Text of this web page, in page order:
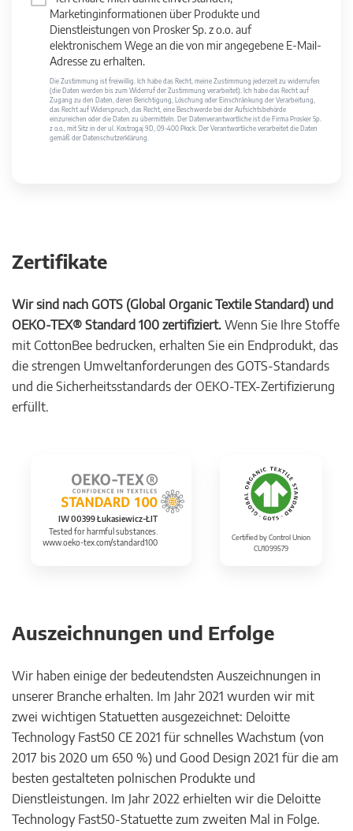
Marketinginformationen über Produkte und
Dienstleistungen von Prosker Sp. z o.o. auf
elektronischem Wege an die von mir angegebene E-Mail-
Adresse zu erhalten.
Die Zustimmung ist freiwillig. Ich habe das Recht, meine Zustimmung jederzeit zu widerrufen
(die Daten werden bis zum Widerruf der Zustimmung verarbeitet). Ich habe das Recht auf
Zugang zu den Daten, deren Berichtigung, Löschung oder Einschränkung der Verarbeitung,
das Recht auf Widerspruch, das Recht, eine Beschwerde bei der Aufsichtsbehörde
einzureichen oder die Daten zu übermitteln. Der Datenverantwortliche ist die Firma Prosker Sp.
z o.o., mit Sitz in der ul. Kostrogaj 9D, 09-400 Płock. Der Verantwortliche verarbeitet die Daten
gemäß der Datenschutzerklärung.
Zertifikate
Wir sind nach GOTS (Global Organic Textile Standard) und
OEKO-TEX® Standard 100 zertifiziert. Wenn Sie Ihre Stoffe
mit CottonBee bedrucken, erhalten Sie ein Endprodukt, das
die strengen Umweltanforderungen des GOTS-Standards
und die Sicherheitsstandards der OEKO-TEX-Zertifizierung
erfüllt.
IW 00399 Łukasiewicz-ŁIT
Tested for harmful substances.
www.oeko-tex.com/standard100
Certified by Control Union
CU1099579
Auszeichnungen und Erfolge
Wir haben einige der bedeutendsten Auszeichnungen in
unserer Branche erhalten. Im Jahr 2021 wurden wir mit
zwei wichtigen Statuetten ausgezeichnet: Deloitte
Technology Fast50 CE 2021 für schnelles Wachstum (von
2017 bis 2020 um 650 %) und Good Design 2021 für die am
besten gestalteten polnischen Produkte und
Dienstleistungen. Im Jahr 2022 erhielten wir die Deloitte
Technology Fast50-Statuette zum zweiten Mal in Folge.